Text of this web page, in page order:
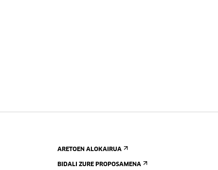
ARETOEN ALOKAIRUA
BIDALI ZURE PROPOSAMENA